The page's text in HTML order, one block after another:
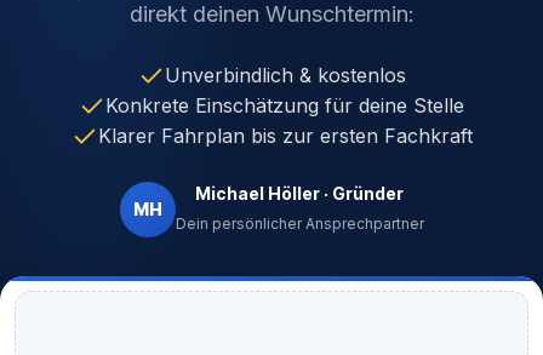
direkt deinen Wunschtermin:
Unverbindlich & kostenlos
Konkrete Einschätzung für deine Stelle
Klarer Fahrplan bis zur ersten Fachkraft
MH
Michael Höller · Gründer
Dein persönlicher Ansprechpartner